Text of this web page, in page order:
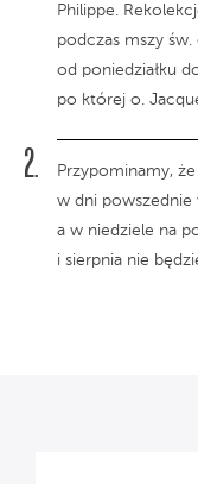
Philippe.
podczas mszy
od poniedziałku
po której o.
Przypominamy,
w dni
a w niedziele na
i sierpnia nie